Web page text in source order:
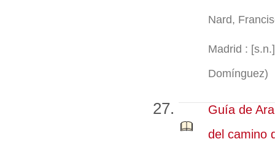
Nard,
Madrid :
Domínguez)
Guía de
del camino